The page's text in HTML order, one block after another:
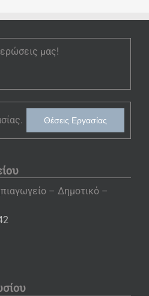
μας!
Θέσεις Εργασίας
– Δημοτικό –